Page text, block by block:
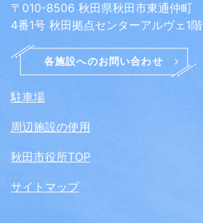
〒010-8506 秋田県秋田市東通仲町
4番1号 秋田拠点センターアルヴェ1階
駐車場
周辺施設の使用
秋田市役所TOP
サイトマップ